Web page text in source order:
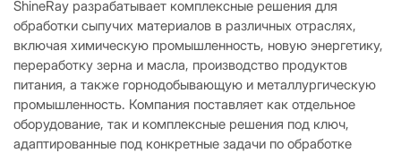
ShineRay разрабатывает комплексные решения для
обработки сыпучих материалов в различных отраслях,
включая химическую промышленность, новую энергетику,
переработку зерна и масла, производство продуктов
питания, а также горнодобывающую и металлургическую
промышленность. Компания поставляет как отдельное
оборудование, так и комплексные решения под ключ,
адаптированные под конкретные задачи по обработке